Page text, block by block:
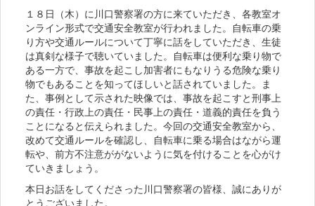
１８日（木）に川口警察署の方に来ていただき、各教室オ
ンライン形式で交通安全教室が行われました。自転車の乗
り方や交通ルールについて丁寧に話をしていただき、生徒
は真剣な様子で聴いていました。自転車は便利な乗り物で
ある一方で、事故を起こし加害者にもなりうる危険な乗り
物でもあることを知ってほしいと話されていました。ま
た、事例として示された映像では、事故を起こすと刑事上
の責任・行政上の責任・民事上の責任・道義的責任を負う
ことになると伝えられました。今回の交通安全教室から、
改めて交通ルールを確認し、自転車に乗る場合はながら運
転や、前方不注意ががないように気を付けることを心がけ
ていきましょう。
本日お話をしてくださった川口警察署の皆様、誠にありが
とうございました。